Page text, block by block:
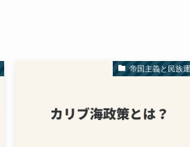
帝国主義と民族